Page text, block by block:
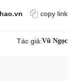
copy link
Tác giả:Vũ Ngọc